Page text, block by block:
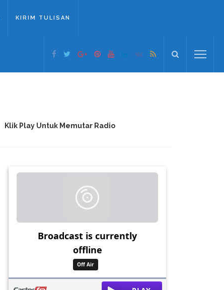
KIRIM TULISAN
Klik Play Untuk Memutar Radio